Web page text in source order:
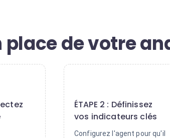
place de votre
ÉTAPE 2 : Définissez
vos indicateurs clés
Configurez l'agent pour qu'il